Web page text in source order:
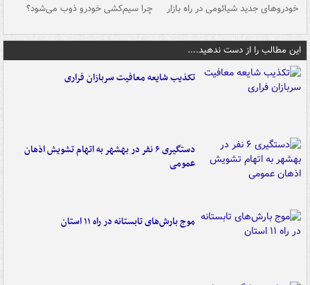
خودروهای جدید شیائومی در راه بازار چرا سیم‌کشی خودرو ذوب می‌شود؟
این مطالب را از دست ندهید....
تکذیب شایعه معافیت سربازان فراری
دستگیری ۶ نفر در بهشهر به اتهام تشویش اذهان
عمومی
موج بارش‌های تابستانه در راه ۱۱ استان